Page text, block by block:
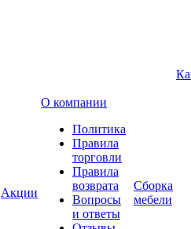
Акции
О компании
Политика
Правила
торговли
Правила
возврата
Вопросы
и ответы
Сборка
мебели